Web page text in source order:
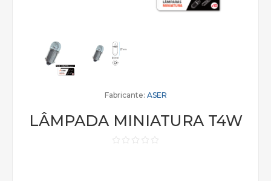
Fabricante: ASER
LÂMPADA MINIATURA T4W